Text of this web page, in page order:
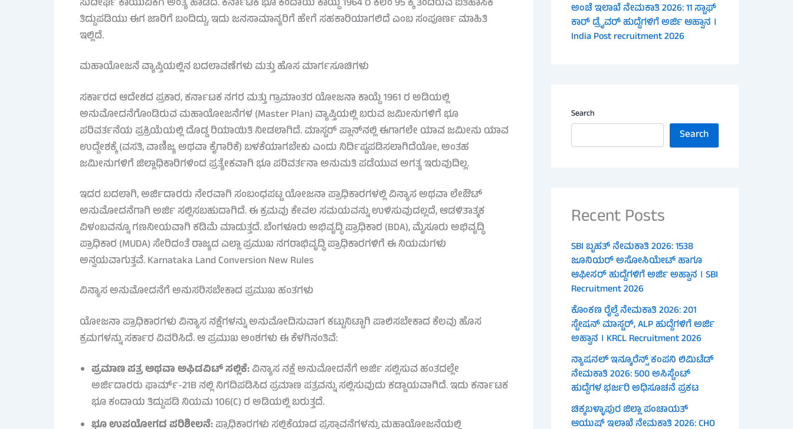
ಸುದೀರ್ಘ ಕಾಯುವಿಕೆಗೆ ಅಂತ್ಯ ಹಾಡಿದೆ. ಕರ್ನಾಟಕ ಭೂ ಕಂದಾಯ ಕಾಯ್ದೆ 1964 ರ ಕಲಂ 95 ಕ್ಕೆ ತಂದಿರುವ ಐತಿಹಾಸಿಕ
ತಿದ್ದುಪಡಿಯು ಈಗ ಜಾರಿಗೆ ಬಂದಿದ್ದು, ಇದು ಜನಸಾಮಾನ್ಯರಿಗೆ ಹೇಗೆ ಸಹಕಾರಿಯಾಗಲಿದೆ ಎಂಬ ಸಂಪೂರ್ಣ ಮಾಹಿತಿ
ಇಲ್ಲಿದೆ.
ಮಹಾಯೋಜನೆ ವ್ಯಾಪ್ತಿಯಲ್ಲಿನ ಬದಲಾವಣೆಗಳು ಮತ್ತು ಹೊಸ ಮಾರ್ಗಸೂಚಿಗಳು
ಸರ್ಕಾರದ ಆದೇಶದ ಪ್ರಕಾರ, ಕರ್ನಾಟಕ ನಗರ ಮತ್ತು ಗ್ರಾಮಾಂತರ ಯೋಜನಾ ಕಾಯ್ದೆ 1961 ರ ಅಡಿಯಲ್ಲಿ
ಅನುಮೋದನೆಗೊಂಡಿರುವ ಮಹಾಯೋಜನೆಗಳ (Master Plan) ವ್ಯಾಪ್ತಿಯಲ್ಲಿ ಬರುವ ಜಮೀನುಗಳಿಗೆ ಭೂ
ಪರಿವರ್ತನೆಯ ಪ್ರಕ್ರಿಯೆಯಲ್ಲಿ ದೊಡ್ಡ ರಿಯಾಯಿತಿ ನೀಡಲಾಗಿದೆ. ಮಾಸ್ಟರ್ ಪ್ಲಾನ್‌ನಲ್ಲಿ ಈಗಾಗಲೇ ಯಾವ ಜಮೀನು ಯಾವ
ಉದ್ದೇಶಕ್ಕೆ (ವಸತಿ, ವಾಣಿಜ್ಯ ಅಥವಾ ಕೈಗಾರಿಕೆ) ಬಳಕೆಯಾಗಬೇಕು ಎಂದು ನಿರ್ದಿಷ್ಟಪಡಿಸಲಾಗಿದೆಯೋ, ಅಂತಹ
ಜಮೀನುಗಳಿಗೆ ಜಿಲ್ಲಾಧಿಕಾರಿಗಳಿಂದ ಪ್ರತ್ಯೇಕವಾಗಿ ಭೂ ಪರಿವರ್ತನಾ ಅನುಮತಿ ಪಡೆಯುವ ಅಗತ್ಯ ಇರುವುದಿಲ್ಲ.
ಇದರ ಬದಲಾಗಿ, ಅರ್ಜಿದಾರರು ನೇರವಾಗಿ ಸಂಬಂಧಪಟ್ಟ ಯೋಜನಾ ಪ್ರಾಧಿಕಾರಗಳಲ್ಲಿ ವಿನ್ಯಾಸ ಅಥವಾ ಲೇಔಟ್
ಅನುಮೋದನೆಗಾಗಿ ಅರ್ಜಿ ಸಲ್ಲಿಸಬಹುದಾಗಿದೆ. ಈ ಕ್ರಮವು ಕೇವಲ ಸಮಯವನ್ನು ಉಳಿಸುವುದಲ್ಲದೆ, ಆಡಳಿತಾತ್ಮಕ
ವಿಳಂಬವನ್ನೂ ಗಣನೀಯವಾಗಿ ಕಡಿಮೆ ಮಾಡುತ್ತದೆ. ಬೆಂಗಳೂರು ಅಭಿವೃದ್ಧಿ ಪ್ರಾಧಿಕಾರ (BDA), ಮೈಸೂರು ಅಭಿವೃದ್ಧಿ
ಪ್ರಾಧಿಕಾರ (MUDA) ಸೇರಿದಂತೆ ರಾಜ್ಯದ ಎಲ್ಲಾ ಪ್ರಮುಖ ನಗರಾಭಿವೃದ್ಧಿ ಪ್ರಾಧಿಕಾರಗಳಿಗೆ ಈ ನಿಯಮಗಳು
ಅನ್ವಯವಾಗುತ್ತವೆ. Karnataka Land Conversion New Rules
ವಿನ್ಯಾಸ ಅನುಮೋದನೆಗೆ ಅನುಸರಿಸಬೇಕಾದ ಪ್ರಮುಖ ಹಂತಗಳು
ಯೋಜನಾ ಪ್ರಾಧಿಕಾರಗಳು ವಿನ್ಯಾಸ ನಕ್ಷೆಗಳನ್ನು ಅನುಮೋದಿಸುವಾಗ ಕಟ್ಟುನಿಟ್ಟಾಗಿ ಪಾಲಿಸಬೇಕಾದ ಕೆಲವು ಹೊಸ
ಕ್ರಮಗಳನ್ನು ಸರ್ಕಾರ ವಿವರಿಸಿದೆ. ಆ ಪ್ರಮುಖ ಅಂಶಗಳು ಈ ಕೆಳಗಿನಂತಿವೆ:
ಪ್ರಮಾಣ ಪತ್ರ ಅಥವಾ ಅಫಿಡವಿಟ್ ಸಲ್ಲಿಕೆ:ವಿನ್ಯಾಸ ನಕ್ಷೆ ಅನುಮೋದನೆಗೆ ಅರ್ಜಿ ಸಲ್ಲಿಸುವ ಹಂತದಲ್ಲೇ
ಅರ್ಜಿದಾರರು ಫಾರ್ಮ್-21B ನಲ್ಲಿ ನಿಗದಿಪಡಿಸಿದ ಪ್ರಮಾಣ ಪತ್ರವನ್ನು ಸಲ್ಲಿಸುವುದು ಕಡ್ಡಾಯವಾಗಿದೆ. ಇದು ಕರ್ನಾಟಕ
ಭೂ ಕಂದಾಯ ತಿದ್ದುಪಡಿ ನಿಯಮ 106(C) ರ ಅಡಿಯಲ್ಲಿ ಬರುತ್ತದೆ.
ಭೂ ಉಪಯೋಗದ ಪರಿಶೀಲನೆ:ಪ್ರಾಧಿಕಾರಗಳು ಸಲ್ಲಿಕೆಯಾದ ಪ್ರಸ್ತಾವನೆಗಳನ್ನು ಮಹಾಯೋಜನೆಯಲ್ಲಿ
ಅಂಚೆ ಇಲಾಖೆ ನೇಮಕಾತಿ 2026: 11 ಸ್ಟಾಫ್
ಕಾರ್ ಡ್ರೈವರ್ ಹುದ್ದೆಗಳಿಗೆ ಅರ್ಜಿ ಆಹ್ವಾನ ।
India Post recruitment 2026
Search
Search
Recent Posts
SBI ಬೃಹತ್ ನೇಮಕಾತಿ 2026: 1538
ಜೂನಿಯರ್ ಅಸೋಸಿಯೇಟ್ ಹಾಗೂ
ಆಫೀಸರ್ ಹುದ್ದೆಗಳಿಗೆ ಅರ್ಜಿ ಅಹ್ವಾನ । SBI
Recruitment 2026
ಕೊಂಕಣ ರೈಲ್ವೆ ನೇಮಕಾತಿ 2026: 201
ಸ್ಟೇಷನ್ ಮಾಸ್ಟರ್, ALP ಹುದ್ದೆಗಳಿಗೆ ಅರ್ಜಿ
ಅಹ್ವಾನ । KRCL Recruitment 2026
ನ್ಯಾಷನಲ್ ಇನ್ಶೂರೆನ್ಸ್ ಕಂಪನಿ ಲಿಮಿಟೆಡ್
ನೇಮಕಾತಿ 2026: 500 ಅಸಿಸ್ಟೆಂಟ್
ಹುದ್ದೆಗಳ ಭರ್ಜರಿ ಅಧಿಸೂಚನೆ ಪ್ರಕಟ
ಚಿಕ್ಕಬಳ್ಳಾಪುರ ಜಿಲ್ಲಾ ಪಂಚಾಯತ್
ಆಯುಷ್ ಇಲಾಖೆ ನೇಮಕಾತಿ 2026: CHO